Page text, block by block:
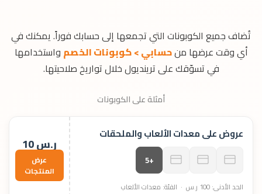
تُضاف جميع الكوبونات التي تجمعها إلى حسابك فوراً. يمكنك في
أي وقت عرضها منحسابي > كوبونات الخصم واستخدامها
في تسوّقك على ترينديول خلال تواريخ صلاحيتها.
أمثلة على الكوبونات
عروض على معدات الألعاب والملحقات
+5
الحد الأدنى: 100 ر.س · الفئة: معدات الألعاب
10 ر.س
عرض
المنتجات